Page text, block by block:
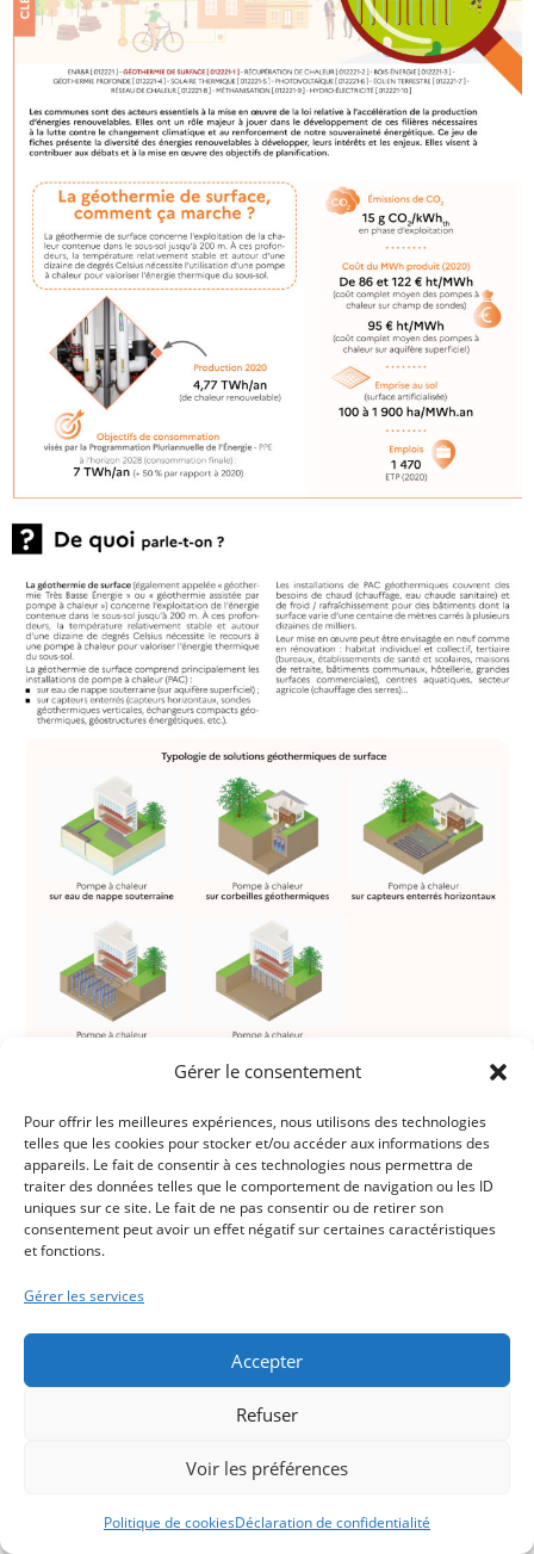
Gérer le consentement
Pour offrir les meilleures expériences, nous utilisons des technologies
telles que les cookies pour stocker et/ou accéder aux informations des
appareils. Le fait de consentir à ces technologies nous permettra de
traiter des données telles que le comportement de navigation ou les ID
uniques sur ce site. Le fait de ne pas consentir ou de retirer son
consentement peut avoir un effet négatif sur certaines caractéristiques
et fonctions.
Gérer les services
Accepter
Refuser
Voir les préférences
Politique de cookiesDéclaration de confidentialité